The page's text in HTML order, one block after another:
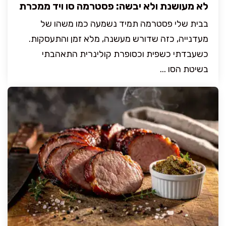
לא מעושנת ולא יבשה: פסטרמה סו ויד ממכרת
בבית שלי פסטרמה תמיד נשמעה כמו משהו של
מעדנייה, כזה שדורש מעשנה, מלא זמן והתעסקות.
כשעבדתי כשפית וכסופרת קולינרית התאהבתי
בשיטת הסו ...